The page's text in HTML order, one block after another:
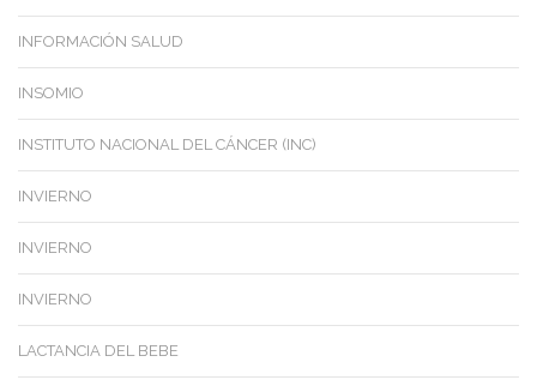
INFORMACIÓN SALUD
INSOMIO
INSTITUTO NACIONAL DEL CÁNCER (INC)
INVIERNO
INVIERNO
INVIERNO
LACTANCIA DEL BEBE